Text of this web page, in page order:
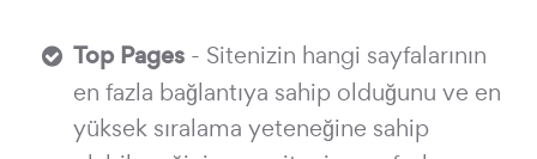
Top Pages - Sitenizin hangi sayfalarının
en fazla bağlantıya sahip olduğunu ve en
yüksek sıralama yeteneğine sahip